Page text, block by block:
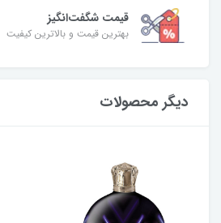
قیمت شگفت‌انگیز
بهترین قیمت و بالاترین کیفیت
دیگر محصولات